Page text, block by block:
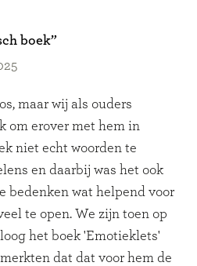
boek”
maar wij als ouders
om erover met hem in
niet echt woorden te
en daarbij was het ook
bedenken wat helpend voor
te open. We zijn toen op
het boek 'Emotieklets'
dat dat voor hem de